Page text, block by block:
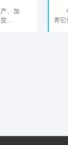
、加
...
牧
养